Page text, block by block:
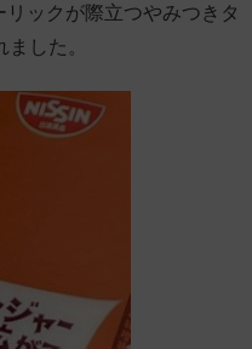
ックが際立つやみつきタ
した。